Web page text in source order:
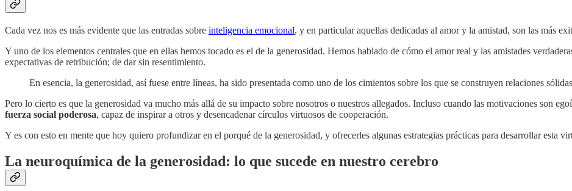
Cada vez nos es más evidente que las entradas sobre inteligencia emocional, y en particular aquellas dedicadas al amor y la amistad, son las más
Y uno de los elementos centrales que en ellas hemos tocado es el de la generosidad. Hemos hablado de cómo el amor real y las amistades
expectativas de retribución; de dar sin resentimiento.
En esencia, la generosidad, así fuese entre líneas, ha sido presentada como uno de los cimientos sobre los que se construyen relaciones
Pero lo cierto es que la generosidad va mucho más allá de su impacto sobre nosotros o nuestros allegados. Incluso cuando las motivaciones son
fuerza social poderosa, capaz de inspirar a otros y desencadenar círculos virtuosos de cooperación.
Y es con esto en mente que hoy quiero profundizar en el porqué de la generosidad, y ofrecerles algunas estrategias prácticas para desarrollar esta
La neuroquímica de la generosidad: lo que sucede en nuestro cerebro